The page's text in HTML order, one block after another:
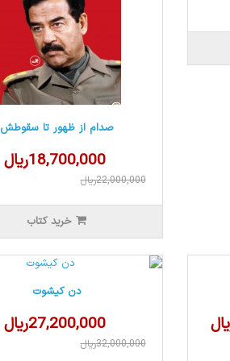
صدام از ظهور تا سقوطش
18,700,000ریال
22,000,000ریال
خرید کتاب
دن کیشوت
27,200,000ریال
32,000,000ریال